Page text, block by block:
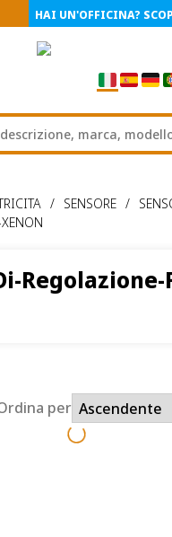
HAI UN'OFFICINA?
/ SENSORE /
Regolazione-
per